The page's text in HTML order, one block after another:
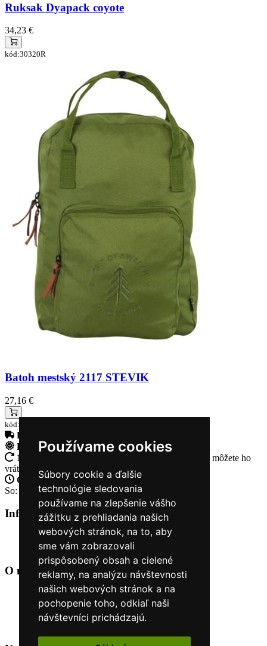
Používame cookies
Súbory cookie a ďalšie
technológie sledovania
používame na zlepšenie vášho
zážitku z prehliadania našich
webových stránok, na to, aby
sme vám zobrazovali
prispôsobený obsah a cielené
reklamy, na analýzu návštevnosti
našich webových stránok a na
pochopenie toho, odkiaľ naši
návštevníci prichádzajú.
Ruksak Dyapack coyote
34,23 €
kód:30320R
Batoh mestský 2117 STEVIK
27,16 €
kód:5007904_061
Doprava zadarmo
Rýchle dodanieTovar Vám odošleme do 24 hodín
14 Dní na vrátenie tovaru
Ak Vám tovar nesadne, môžete ho
vrátiť
Otvorené celý týždeňPo - pia: 8:30 - 16:30
So: 9:00 - 12:00
Informácie+
O nás
Kontakt
O nás +
Úvod
Obchodné podmienky
Nákup na splátky cez Quatro
Odstúpiť od zmluvy TU